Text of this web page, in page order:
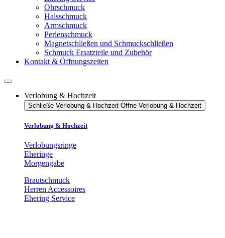
Ohrschmuck
Halsschmuck
Armschmuck
Perlenschmuck
Magnetschließen und Schmuckschließen
Schmuck Ersatzteile und Zubehör
Kontakt & Öffnungszeiten
Verlobung & Hochzeit
Schließe Verlobung & Hochzeit Öffne Verlobung & Hochzeit
Verlobung & Hochzeit
Verlobungsringe
Eheringe
Morgengabe
Brautschmuck
Herren Accessoires
Ehering Service